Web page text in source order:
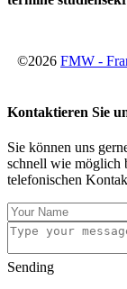
©2026 FMW -
Kontaktieren Sie
Sie können uns
schnell wie möglich
telefonischen
Sending